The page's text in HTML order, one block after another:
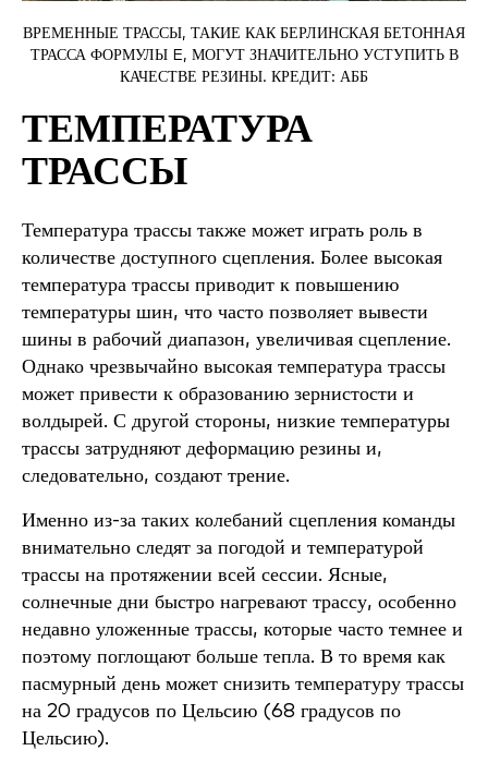
ВРЕМЕННЫЕ ТРАССЫ, ТАКИЕ КАК БЕРЛИНСКАЯ БЕТОННАЯ
ТРАССА ФОРМУЛЫ E, МОГУТ ЗНАЧИТЕЛЬНО УСТУПИТЬ В
КАЧЕСТВЕ РЕЗИНЫ. КРЕДИТ: АББ
ТЕМПЕРАТУРА
ТРАССЫ
Температура трассы также может играть роль в
количестве доступного сцепления. Более высокая
температура трассы приводит к повышению
температуры шин, что часто позволяет вывести
шины в рабочий диапазон, увеличивая сцепление.
Однако чрезвычайно высокая температура трассы
может привести к образованию зернистости и
волдырей. С другой стороны, низкие температуры
трассы затрудняют деформацию резины и,
следовательно, создают трение.
Именно из-за таких колебаний сцепления команды
внимательно следят за погодой и температурой
трассы на протяжении всей сессии. Ясные,
солнечные дни быстро нагревают трассу, особенно
недавно уложенные трассы, которые часто темнее и
поэтому поглощают больше тепла. В то время как
пасмурный день может снизить температуру трассы
на 20 градусов по Цельсию (68 градусов по
Цельсию).